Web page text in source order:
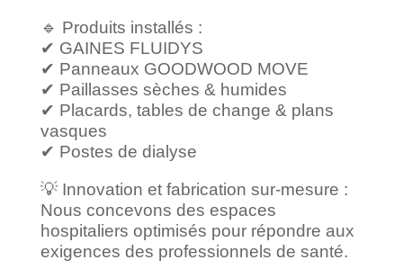
🔹 Produits installés :
✔ GAINES FLUIDYS
✔ Panneaux GOODWOOD MOVE
✔ Paillasses sèches & humides
✔ Placards, tables de change & plans
vasques
✔ Postes de dialyse
💡 Innovation et fabrication sur-mesure :
Nous concevons des espaces
hospitaliers optimisés pour répondre aux
exigences des professionnels de santé.